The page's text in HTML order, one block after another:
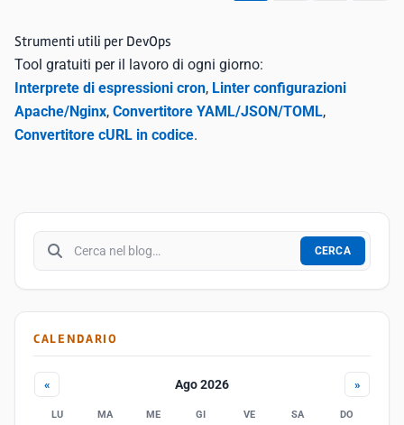
Strumenti utili per DevOps
Tool gratuiti per il lavoro di ogni giorno:
Interprete di espressioni cron, Linter configurazioni
Apache/Nginx, Convertitore YAML/JSON/TOML,
Convertitore cURL in codice.
Cerca nel blog
CERCA
CALENDARIO
« Ago 2026 »
LU MA ME GI VE SA DO